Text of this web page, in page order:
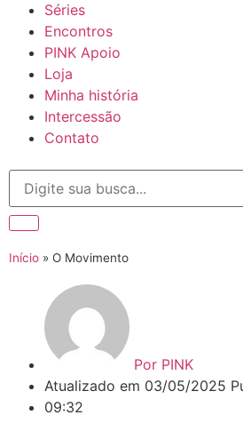
Séries
Encontros
PINK Apoio
Loja
Minha história
Intercessão
Contato
Início » O Movimento
Por PINK
Atualizado em 03/05/2025
09:32